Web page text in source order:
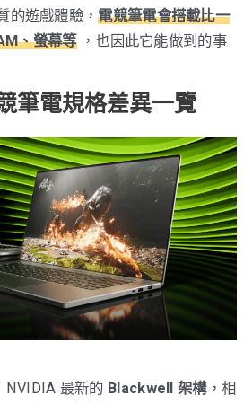
的遊戲體驗，電競筆電會搭載比一
、螢幕等，也因此它能做到的事
筆電規格差異一覽
NVIDIA 最新的 Blackwell 架構，相